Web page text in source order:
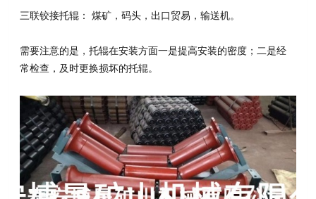
三联铰接托辊： 煤矿，码头，出口贸易，输送机。
需要注意的是，托辊在安装方面一是提高安装的密度；二是经
常检查，及时更换损坏的托辊。